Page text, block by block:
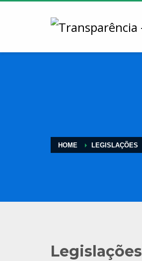
HOME LEGISLAÇÕES
Legislações